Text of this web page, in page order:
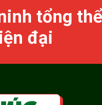
tổng
đại